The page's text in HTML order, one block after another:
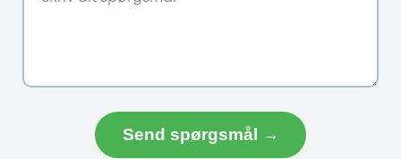
Send spørgsmål →